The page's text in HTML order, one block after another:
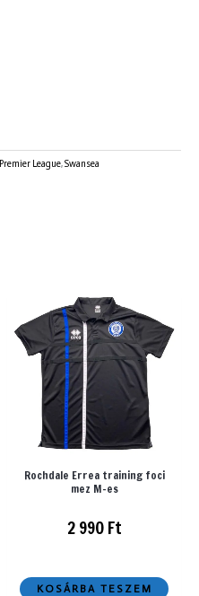
Premier League,Swansea
Rochdale Errea training foci
mez M-es
2 990Ft
KOSÁRBA TESZEM